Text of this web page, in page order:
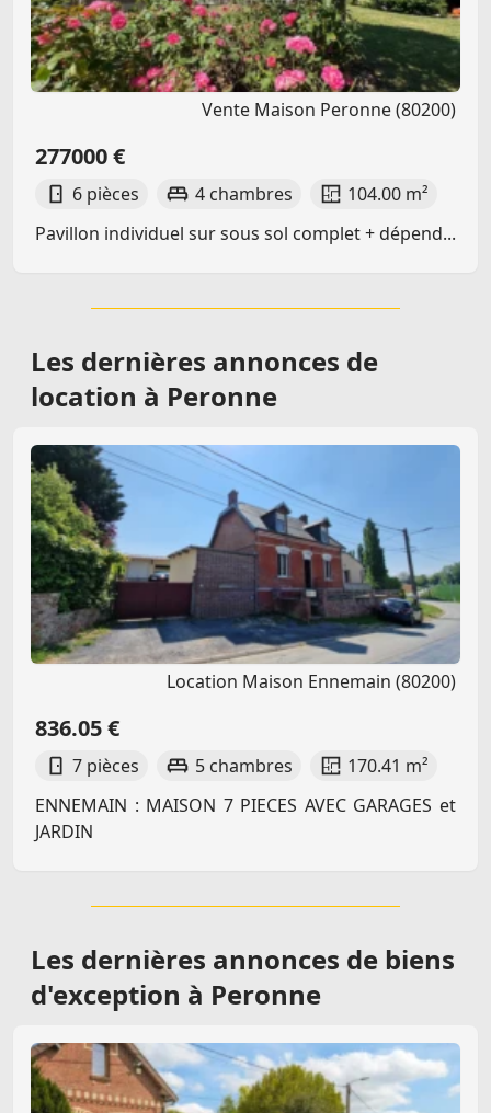
Vente Maison Peronne (80200)
277000 €
6 pièces 4 chambres
104.00 m²
Pavillon individuel sur sous sol complet + dépend...
Les dernières annonces de
location à Peronne
Location Maison Ennemain (80200)
836.05 €
7 pièces 5 chambres
170.41 m²
ENNEMAIN : MAISON 7 PIECES AVEC GARAGES et
JARDIN
Les dernières annonces de biens
d'exception à Peronne